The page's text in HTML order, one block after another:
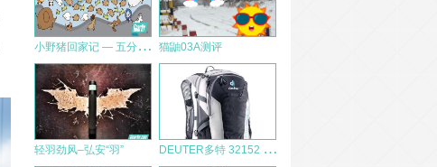
小
野猪回家记 — 五分钟带你看懂泰国少年足球队员洞穴遇险救援那些事儿 猫鼬03A测评
轻羽劲风–弘安“羽” D
EUTER多特 32152 Compact EXP 12 户外包测评